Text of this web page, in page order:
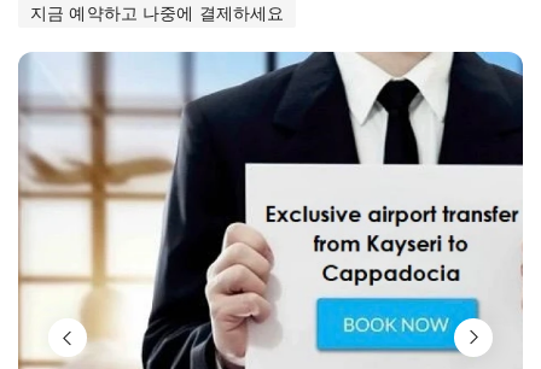
지금 예약하고 나중에 결제하세요